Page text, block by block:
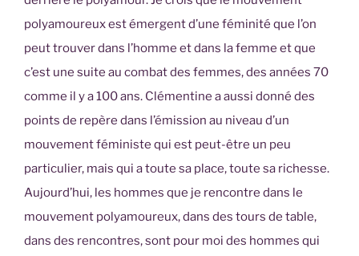
polyamoureux est émergent d’une féminité que l’on
peut trouver dans l’homme et dans la femme et que
c’est une suite au combat des femmes, des années 70
comme il y a 100 ans. Clémentine a aussi donné des
points de repère dans l’émission au niveau d’un
mouvement féministe qui est peut-être un peu
particulier, mais qui a toute sa place, toute sa richesse.
Aujourd’hui, les hommes que je rencontre dans le
mouvement polyamoureux, dans des tours de table,
dans des rencontres, sont pour moi des hommes qui